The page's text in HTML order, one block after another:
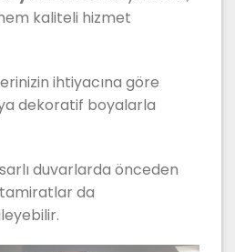
kaliteli hizmet
ihtiyacına göre
dekoratif boyalarla
duvarlarda önceden
tamiratlar da